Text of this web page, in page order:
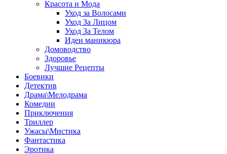
Красота и Мода
Уход за Волосами
Уход За Лицом
Уход За Телом
Идеи маникюра
Домоводство
Здоровье
Лучшие Рецепты
Боевики
Детектив
Драма\Мелодрама
Комедии
Приключения
Триллер
Ужасы\Мистика
Фантастика
Эротика